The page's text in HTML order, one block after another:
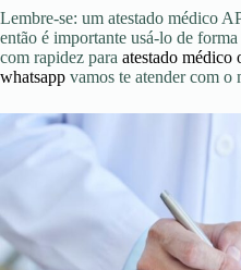
Lembre-se: um atestado médico
então é importante usá-lo de
com rapidez para atestado médico
whatsapp vamos te atender com o